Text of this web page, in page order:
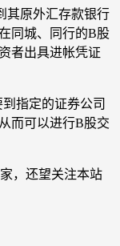
其原外汇存款银行
同城、同行的B股
者出具进帐凭证
指定的证券公司
而可以进行B股交
，还望关注本站